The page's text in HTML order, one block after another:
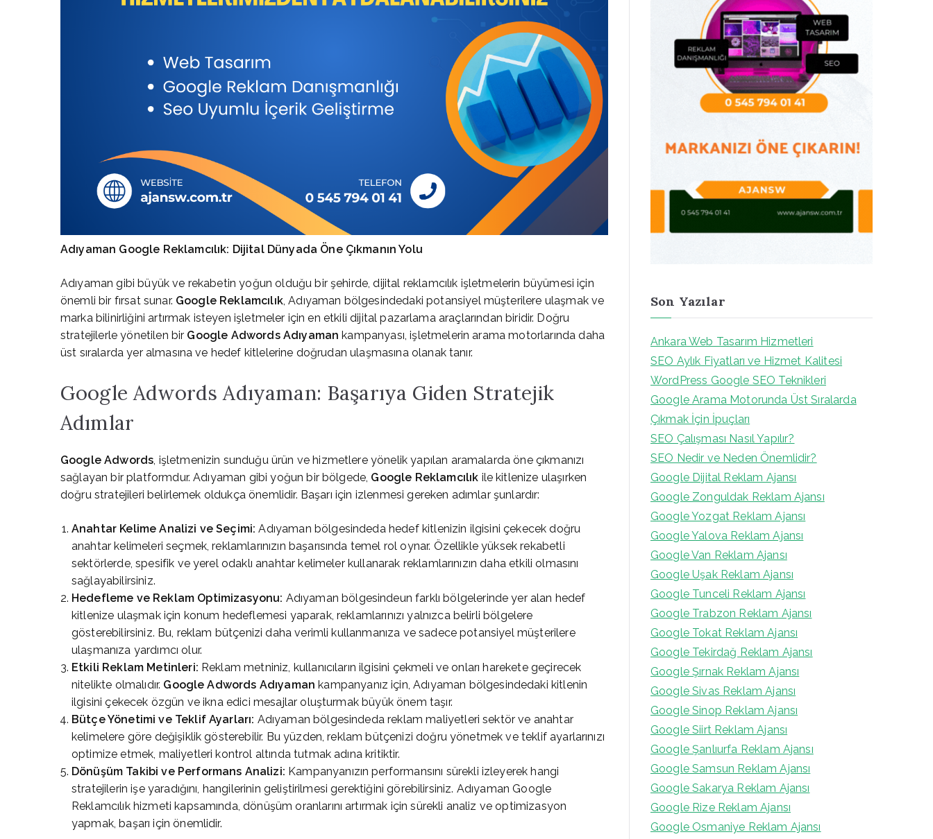
Adıyaman Google Reklamcılık: Dijital Dünyada Öne Çıkmanın Yolu
Adıyaman gibi büyük ve rekabetin yoğun olduğu bir şehirde, dijital reklamcılık işletmelerin büyümesi için
önemli bir fırsat sunar. Google Reklamcılık, Adıyaman bölgesindedaki potansiyel müşterilere ulaşmak ve
marka bilinirliğini artırmak isteyen işletmeler için en etkili dijital pazarlama araçlarından biridir. Doğru
stratejilerle yönetilen bir Google Adwords Adıyaman kampanyası, işletmelerin arama motorlarında daha
üst sıralarda yer almasına ve hedef kitlelerine doğrudan ulaşmasına olanak tanır.
Google Adwords Adıyaman: Başarıya Giden Stratejik
Adımlar
Google Adwords, işletmenizin sunduğu ürün ve hizmetlere yönelik yapılan aramalarda öne çıkmanızı
sağlayan bir platformdur. Adıyaman gibi yoğun bir bölgede, Google Reklamcılık ile kitlenize ulaşırken
doğru stratejileri belirlemek oldukça önemlidir. Başarı için izlenmesi gereken adımlar şunlardır:
Anahtar Kelime Analizi ve Seçimi: Adıyaman bölgesindeda hedef kitlenizin ilgisini çekecek doğru
anahtar kelimeleri seçmek, reklamlarınızın başarısında temel rol oynar. Özellikle yüksek rekabetli
sektörlerde, spesifik ve yerel odaklı anahtar kelimeler kullanarak reklamlarınızın daha etkili olmasını
sağlayabilirsiniz.
Hedefleme ve Reklam Optimizasyonu: Adıyaman bölgesindeun farklı bölgelerinde yer alan hedef
kitlenize ulaşmak için konum hedeflemesi yaparak, reklamlarınızı yalnızca belirli bölgelere
gösterebilirsiniz. Bu, reklam bütçenizi daha verimli kullanmanıza ve sadece potansiyel müşterilere
ulaşmanıza yardımcı olur.
Etkili Reklam Metinleri: Reklam metniniz, kullanıcıların ilgisini çekmeli ve onları harekete geçirecek
nitelikte olmalıdır. Google Adwords Adıyaman kampanyanız için, Adıyaman bölgesindedaki kitlenin
ilgisini çekecek özgün ve ikna edici mesajlar oluşturmak büyük önem taşır.
Bütçe Yönetimi ve Teklif Ayarları: Adıyaman bölgesindeda reklam maliyetleri sektör ve anahtar
kelimelere göre değişiklik gösterebilir. Bu yüzden, reklam bütçenizi doğru yönetmek ve teklif ayarlarınızı
optimize etmek, maliyetleri kontrol altında tutmak adına kritiktir.
Dönüşüm Takibi ve Performans Analizi: Kampanyanızın performansını sürekli izleyerek hangi
stratejilerin işe yaradığını, hangilerinin geliştirilmesi gerektiğini görebilirsiniz. Adıyaman Google
Reklamcılık hizmeti kapsamında, dönüşüm oranlarını artırmak için sürekli analiz ve optimizasyon
yapmak, başarı için önemlidir.
Son Yazılar
Ankara Web Tasarım Hizmetleri
SEO Aylık Fiyatları ve Hizmet Kalitesi
WordPress Google SEO Teknikleri
Google Arama Motorunda Üst Sıralarda
Çıkmak İçin İpuçları
SEO Çalışması Nasıl Yapılır?
SEO Nedir ve Neden Önemlidir?
Google Dijital Reklam Ajansı
Google Zonguldak Reklam Ajansı
Google Yozgat Reklam Ajansı
Google Yalova Reklam Ajansı
Google Van Reklam Ajansı
Google Uşak Reklam Ajansı
Google Tunceli Reklam Ajansı
Google Trabzon Reklam Ajansı
Google Tokat Reklam Ajansı
Google Tekirdağ Reklam Ajansı
Google Şırnak Reklam Ajansı
Google Sivas Reklam Ajansı
Google Sinop Reklam Ajansı
Google Siirt Reklam Ajansı
Google Şanlıurfa Reklam Ajansı
Google Samsun Reklam Ajansı
Google Sakarya Reklam Ajansı
Google Rize Reklam Ajansı
Google Osmaniye Reklam Ajansı